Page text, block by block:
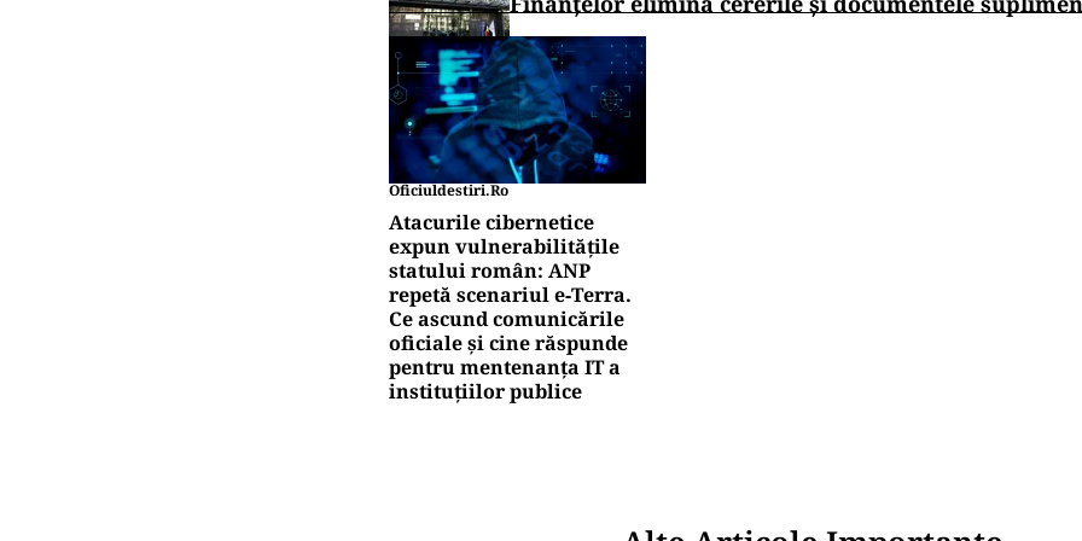
Oficiuldestiri.ro
Atacurile cibernetice
expun vulnerabilitățile
statului român: ANP
repetă scenariul e‑Terra.
Ce ascund comunicările
oficiale și cine răspunde
pentru mentenanța IT a
instituțiilor publice